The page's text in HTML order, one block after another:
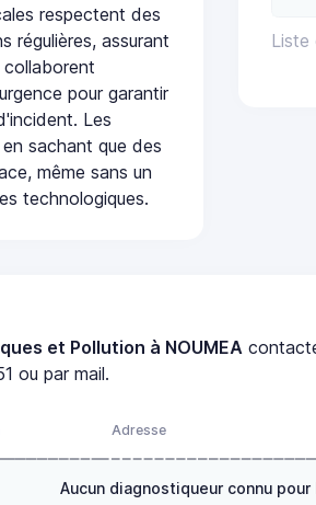
respectent des
régulières, assurant
pour garantir
Les
sachant que des
même sans un
technologiques.
Liste
et Pollution à NOUMEA
ou par mail.
Adresse
Aucun diagnostiqueur connu pour